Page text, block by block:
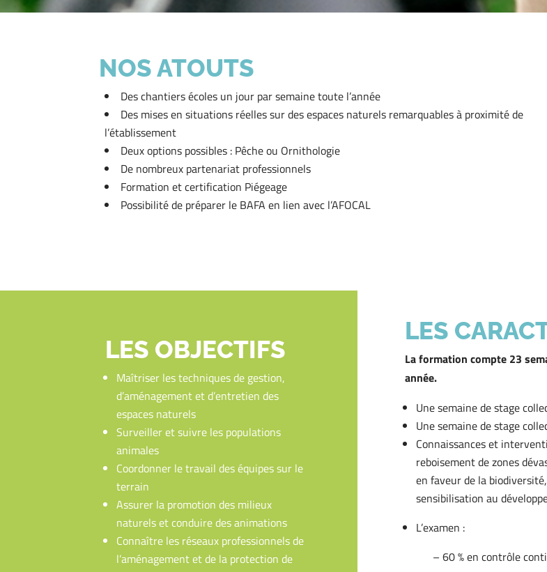
NOS ATOUTS
Des chantiers écoles un jour par semaine toute l’année
Des mises en situations réelles sur des espaces naturels remarquables à proximité de
l’établissement
Deux options possibles : Pêche ou Ornithologie
De nombreux partenariat professionnels
Formation et certification Piégeage
Possibilité de préparer le BAFA en lien avec l’AFOCAL
LES OBJECTIFS
Maîtriser les techniques de gestion,
d’aménagement et d’entretien des
espaces naturels
Surveiller et suivre les populations
animales
Coordonner le travail des équipes sur le
terrain
Assurer la promotion des milieux
naturels et conduire des animations
Connaître les réseaux professionnels de
l’aménagement et de la protection de
LES
La formation compte 23
année.
Une semaine de stage
Une semaine de stage
Connaissances et
reboisement de zones
en faveur de la
sensibilisation au
L’examen :
– 60 % en contrôle